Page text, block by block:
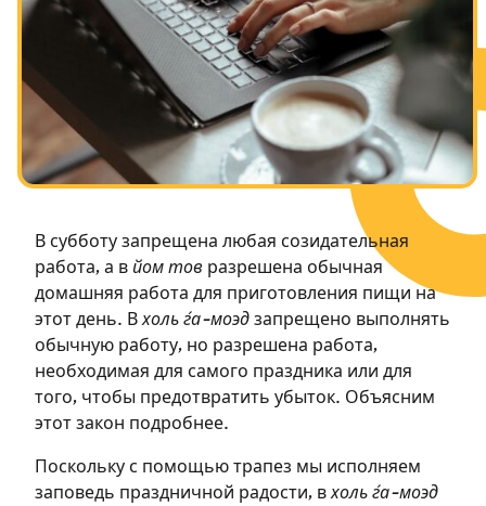
Посты в память о разрушенном Храме
Пурим
В субботу запрещена любая созидательная
работа, а в йом тов разрешена обычная
домашняя работа для приготовления пищи на
этот день. Вхоль ѓа-моэд запрещено выполнять
обычную работу, но разрешена работа,
необходимая для самого праздника или для
того, чтобы предотвратить убыток. Объясним
этот закон подробнее.
Поскольку с помощью трапез мы исполняем
заповедь праздничной радости, вхоль ѓа-моэд